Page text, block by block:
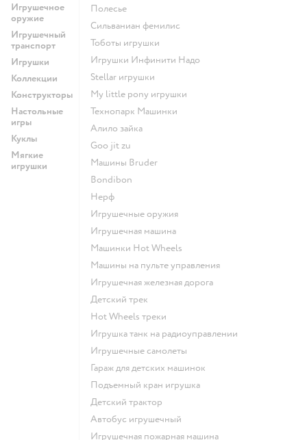
Игрушечное
оружие
Игрушечный
транспорт
Игрушки
Коллекции
Конструкторы
Настольные
игры
Куклы
Мягкие
игрушки
Полесье
Сильваниан фемилис
Тоботы игрушки
Игрушки Инфинити Надо
Stellar игрушки
my little pony игрушки
Технопарк Машинки
Алило зайка
Goo jit zu
Машины Bruder
Bondibon
Нерф
Игрушечные оружия
Игрушечная машина
Машинки Hot Wheels
Машины на пульте управления
Игрушечная железная дорога
Детский трек
Hot Wheels треки
Игрушка танк на радиоуправлении
Игрушечные самолеты
Гараж для детских машинок
Подъемный кран игрушка
Детский трактор
Автобус игрушечный
Игрушечная пожарная машина